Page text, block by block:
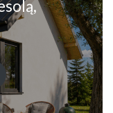
od
zł249.00